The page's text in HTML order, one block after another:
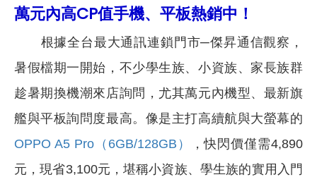
萬元內高CP值手機、平板熱銷中 ！
根據全台最大通訊連鎖門市─傑昇通信觀察，
暑假檔期一開始，不少學生族、小資族、家長族群
趁暑期換機潮來店詢問，尤其萬元內機型、最新旗
艦與平板詢問度最高。像是主打高續航與大螢幕的
OPPO A5 Pro（6GB/128GB）
，快閃價僅需4,890
元，現省3,100元，堪稱小資族、學生族的實用入門